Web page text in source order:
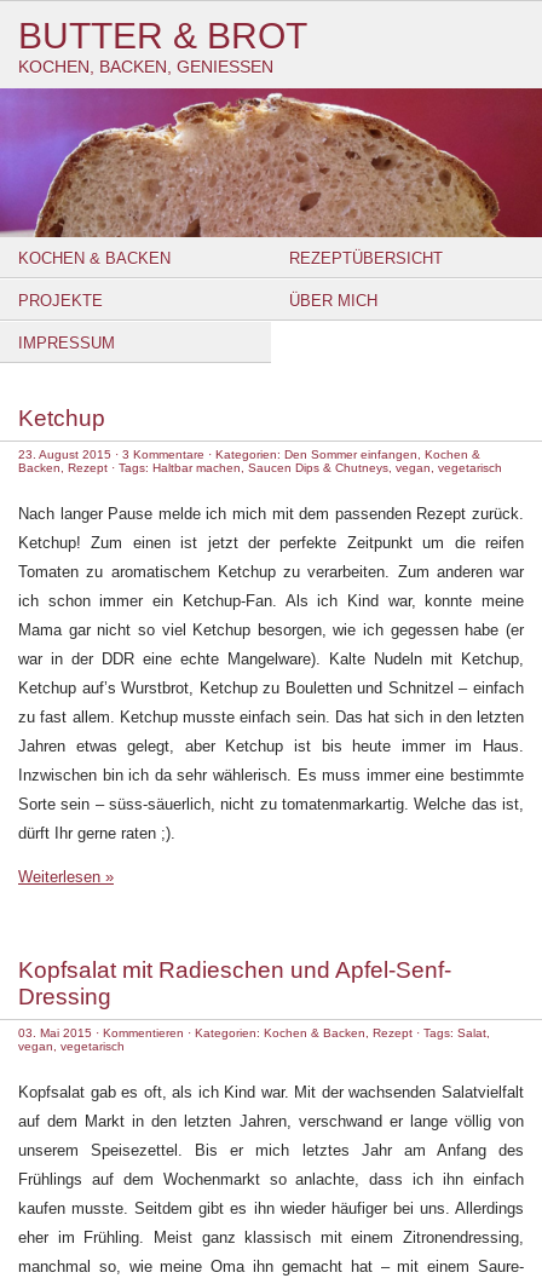
BUTTER & BROT
KOCHEN, BACKEN, GENIESSEN
KOCHEN & BACKEN REZEPTÜBERSICHT
PROJEKTE ÜBER MICH
IMPRESSUM
Ketchup
23. August 2015 · 3 Kommentare · Kategorien: Den Sommer einfangen
Kochen &
Backen
Rezept · Tags: Haltbar machen Saucen Dips & Chutneys vegan vegetarisch
Nach langer Pause melde ich mich mit dem passenden Rezept zurück.
Ketchup! Zum einen ist jetzt der perfekte Zeitpunkt um die reifen
Tomaten zu aromatischem Ketchup zu verarbeiten. Zum anderen war
ich schon immer ein Ketchup-Fan. Als ich Kind war, konnte meine
Mama gar nicht so viel Ketchup besorgen, wie ich gegessen habe (er
war in der DDR eine echte Mangelware). Kalte Nudeln mit Ketchup,
Ketchup auf’s Wurstbrot, Ketchup zu Bouletten und Schnitzel – einfach
zu fast allem. Ketchup musste einfach sein. Das hat sich in den letzten
Jahren etwas gelegt, aber Ketchup ist bis heute immer im Haus.
Inzwischen bin ich da sehr wählerisch. Es muss immer eine bestimmte
Sorte sein – süss-säuerlich, nicht zu tomatenmarkartig. Welche das ist,
dürft Ihr gerne raten ;).
Weiterlesen »
Kopfsalat mit Radieschen und Apfel-Senf-
Dressing
03. Mai 2015 · Kommentieren · Kategorien: Kochen & Backen Rezept · Tags: Salat
vegan
vegetarisch
Kopfsalat gab es oft, als ich Kind war. Mit der wachsenden Salatvielfalt
auf dem Markt in den letzten Jahren, verschwand er lange völlig von
unserem Speisezettel. Bis er mich letztes Jahr am Anfang des
Frühlings auf dem Wochenmarkt so anlachte, dass ich ihn einfach
kaufen musste. Seitdem gibt es ihn wieder häufiger bei uns. Allerdings
eher im Frühling. Meist ganz klassisch mit einem Zitronendressing,
manchmal so, wie meine Oma ihn gemacht hat – mit einem Saure-